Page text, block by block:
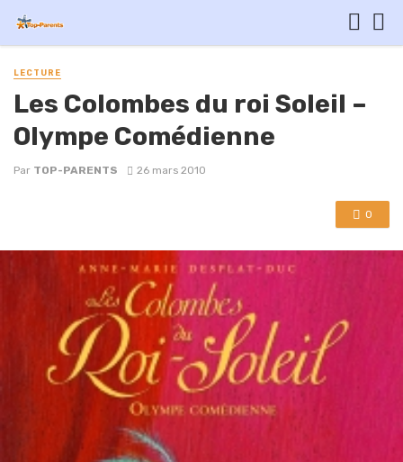
LECTURE
Les Colombes du roi Soleil –
Olympe Comédienne
Par TOP-PARENTS 26 mars 2010
0